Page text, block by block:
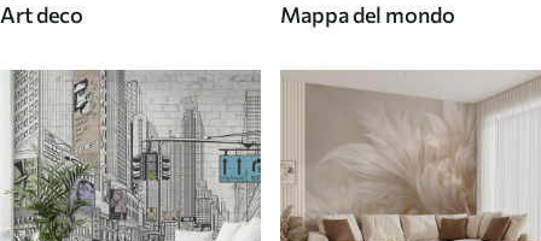
Art deco Mappa del mondo